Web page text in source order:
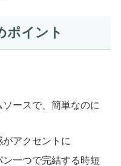
ポイント
ースで、簡単なのに
アクセントに
一つで完結する時短